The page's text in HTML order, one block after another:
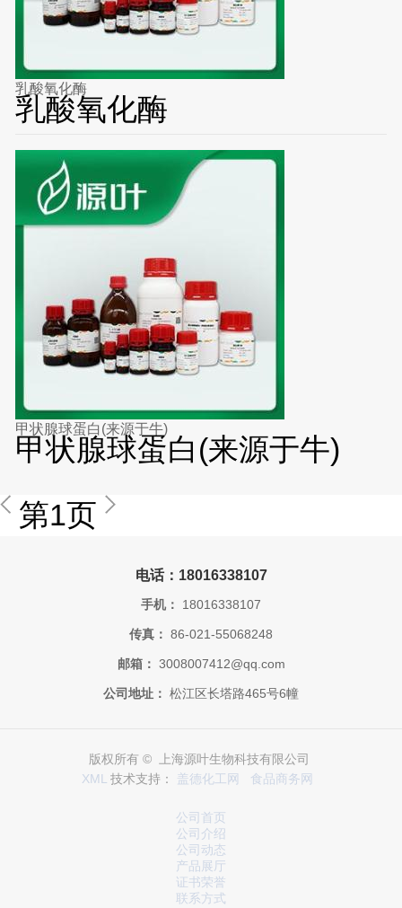
乳酸氧化酶
乳酸氧化酶
甲状腺球蛋白(来源于牛)
甲状腺球蛋白(来源于牛)
第1页
电话：18016338107
手机： 18016338107
传真： 86-021-55068248
邮箱： 3008007412@qq.com
公司地址： 松江区长塔路465号6幢
版权所有 © 上海源叶生物科技有限公司
XML 技术支持： 盖德化工网 食品商务网
公司首页
公司介绍
公司动态
产品展厅
证书荣誉
联系方式